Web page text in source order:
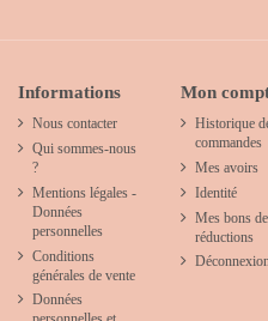
Informations
Nous contacter
Qui sommes-nous
?
Mentions légales -
Données
personnelles
Conditions
générales de vente
Données
Mon
Historique
commandes
Mes avoirs
Identité
Mes bons de
réductions